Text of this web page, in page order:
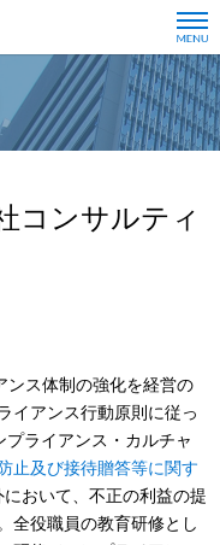
コンサルティ
ンス体制の強化を経営の
イアンス行動原則に従っ
ライアンス・カルチャ
止及び接待贈答等に関す
おいて、不正の利益の提
全役職員の教育研修とし